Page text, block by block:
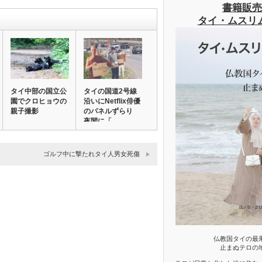
タイ中部の国立公
園でクロヒョウの
親子撮影
タイの国道2号線
沿いにNetflix俳優
のパネルずらり
夜間に「…
ゴルフ中に撃たれタイ人男女死傷
書籍販売
タイ・ムスリ
仏教国タイの最
止まぬテロの